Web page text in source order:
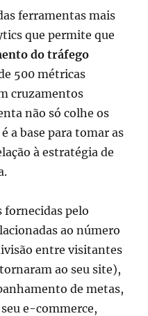
ferramentas mais
que permite que
do tráfego
500 métricas
cruzamentos
não só colhe os
a base para tomar as
à estratégia de
fornecidas pelo
ao número
entre visitantes
ao seu site),
de metas,
e-commerce,